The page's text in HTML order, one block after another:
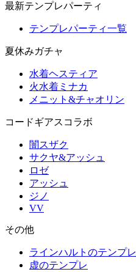
最新テンプレパーティ
テンプレパーティ一覧
夏休みガチャ
水着ヘスティア
火水着ミナカ
メニット&チャオリン
コードギアスコラボ
闇スザク
サクヤ&アッシュ
ロゼ
アッシュ
ジノ
VV
その他
ラインハルトのテンプレ
虚のテンプレ